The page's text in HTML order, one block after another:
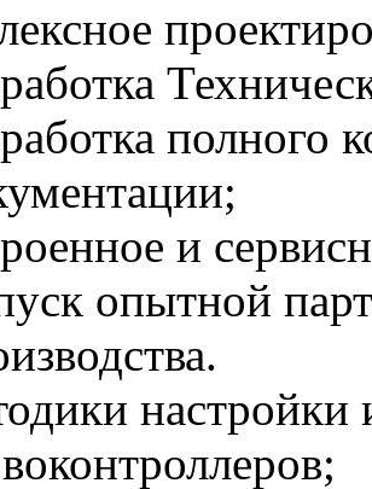
полного
и
опытной
настройки